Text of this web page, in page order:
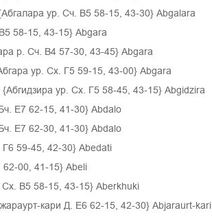
ур. Сч. В5 58-15, 43-30} Abgalara
58-15, 43-15} Abgara
р. Сч. В4 57-30, 43-45} Abgara
ур. Сх. Г5 59-15, 43-00} Abgara
ур. Сх. Г5 58-45, 43-15} Abgidzira
Е7 62-15, 41-30} Abdalo
Е7 62-30, 41-30} Abdalo
59-45, 42-30} Abedati
00, 41-15} Abeli
В5 58-15, 43-15} Aberkhuki
кари Д. Е6 62-15, 42-30} Abjaraurt-kari